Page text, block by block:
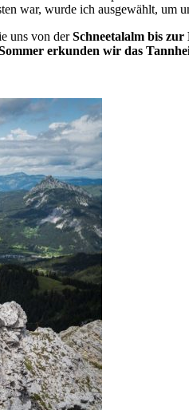
war, wurde ich ausgewählt, um
uns von derSchneetalalm bis zur
erkunden wir das